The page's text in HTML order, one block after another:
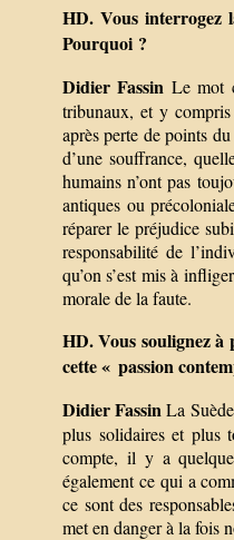
HD. Vous interrogez
Pourquoi ?
Didier Fassin Le mot
tribunaux, et y
après perte de points
d’une souffrance,
humains n’ont pas
antiques ou
réparer le préjudice
responsabilité de
qu’on s’est mis à
morale de la faute.
HD. Vous soulignez à
cette « passion
Didier Fassin La
plus solidaires et plus
compte, il y a
également ce qui a
ce sont des
met en danger à la fois